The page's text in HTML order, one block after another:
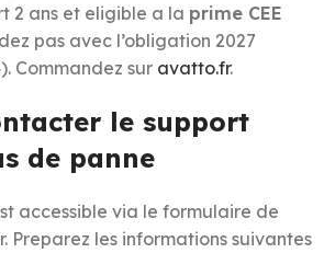
2 ans et eligible a la prime CEE
pas avec l’obligation 2027
Commandez sur avatto.fr.
le support
de panne
accessible via le formulaire de
Preparez les informations suivantes